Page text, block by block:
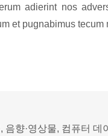
adierint nos
et pugnabimus tecum
음향·영상물, 컴퓨터 데